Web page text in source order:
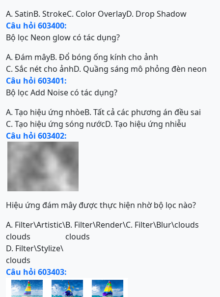
A. SatinB. StrokeC. Color OverlayD. Drop Shadow
Câu hỏi 603400:
Bộ lọc Neon glow có tác dụng?
A. Đám mâyB. Đổ bóng ống kính cho ảnh
C. Sắc nét cho ảnhD. Quầng sáng mô phỏng đèn neon
Câu hỏi 603401:
Bộ lọc Add Noise có tác dụng?
A. Tạo hiệu ứng nhòeB. Tất cả các phương án đều sai
C. Tạo hiệu ứng sóng nướcD. Tạo hiệu ứng nhiễu
Câu hỏi 603402:
Hiệu ứng đám mây được thực hiện nhờ bộ lọc nào?
A. Filter\Artistic\
clouds
B. Filter\Render\
clouds
C. Filter\Blur\clouds
D. Filter\Stylize\
clouds
Câu hỏi 603403: